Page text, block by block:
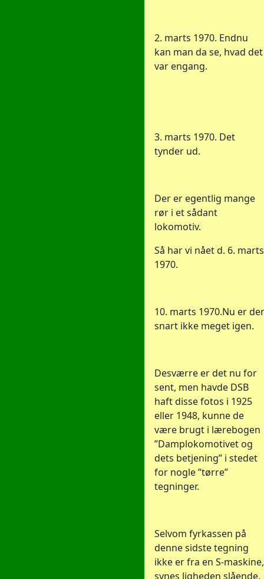
2. marts 1970. Endnu
kan man da se, hvad det
var engang.
3. marts 1970. Det
tynder ud.
Der er egentlig mange
rør i et sådant
lokomotiv.
Så har vi nået d. 6. marts
1970.
10. marts 1970.Nu er der
snart ikke meget igen.
Desværre er det nu for
sent, men havde DSB
haft disse fotos i 1925
eller 1948, kunne de
være brugt i lærebogen
”Damplokomotivet og
dets betjening” i stedet
for nogle ”tørre”
tegninger.
Selvom fyrkassen på
denne sidste tegning
ikke er fra en S-maskine,
synes ligheden slående.